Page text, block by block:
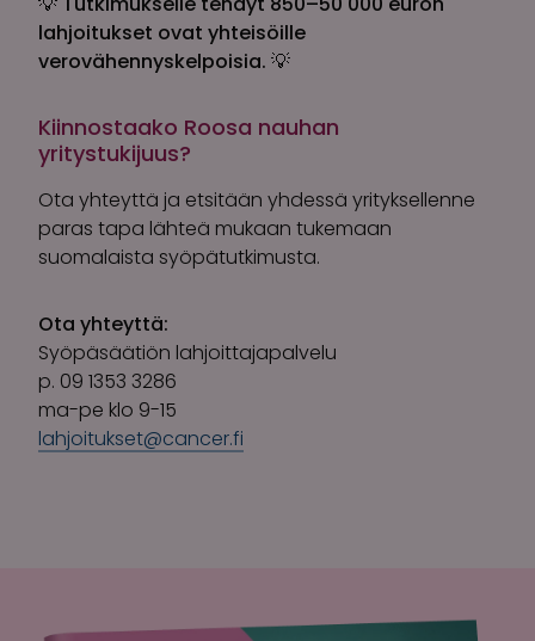
lahjoitukset ovat yhteisöille
verovähennyskelpoisia. 💡
Kiinnostaako Roosa nauhan
yritystukijuus?
Ota yhteyttä ja etsitään yhdessä yrityksellenne
paras tapa lähteä mukaan tukemaan
suomalaista syöpätutkimusta.
Ota yhteyttä:
Syöpäsäätiön lahjoittajapalvelu
p. 09 1353 3286
ma-pe klo 9-15
lahjoitukset@cancer.fi